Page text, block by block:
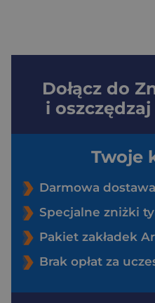
Dołącz do
i
Twoje
Darmowa
Specjalne zniżki
Pakiet zakładek
Brak opłat za